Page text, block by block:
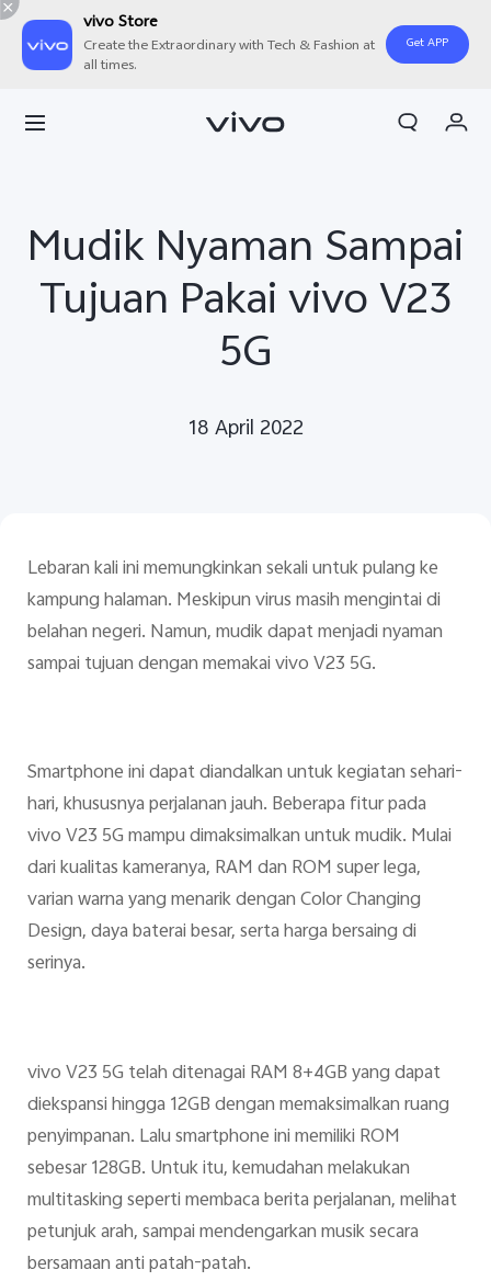
vivo Store
Create the Extraordinary with Tech & Fashion at
all times.
Get APP
Indonesia | Pilih negara/wilayah
Akun Saya
Mudik Nyaman Sampai
Tujuan Pakai vivo V23
5G
18 April 2022
Lebaran kali ini memungkinkan sekali untuk pulang ke
kampung halaman. Meskipun virus masih mengintai di
belahan negeri. Namun, mudik dapat menjadi nyaman
sampai tujuan dengan memakai vivo V23 5G.
Smartphone ini dapat diandalkan untuk kegiatan sehari-
hari, khususnya perjalanan jauh. Beberapa fitur pada
vivo V23 5G mampu dimaksimalkan untuk mudik. Mulai
dari kualitas kameranya, RAM dan ROM super lega,
varian warna yang menarik dengan Color Changing
Design, daya baterai besar, serta harga bersaing di
serinya.
vivo V23 5G telah ditenagai RAM 8+4GB yang dapat
diekspansi hingga 12GB dengan memaksimalkan ruang
penyimpanan. Lalu smartphone ini memiliki ROM
sebesar 128GB. Untuk itu, kemudahan melakukan
multitasking seperti membaca berita perjalanan, melihat
petunjuk arah, sampai mendengarkan musik secara
bersamaan anti patah-patah.